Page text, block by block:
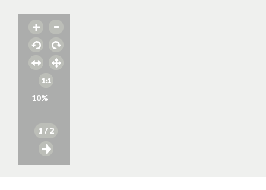
10%
1 / 2